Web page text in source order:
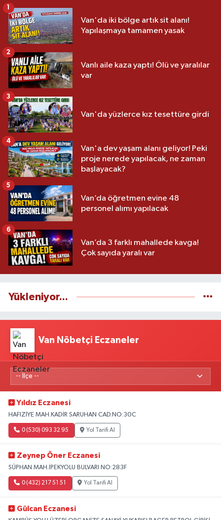
Van'da iki bölge artık sit alanı!
Yapılaşmaya tamamen yasak
1
Vanlı aile kaza yaptı! Ölü ve yaralılar
var
2
Van'da yüzlerce kız tesettüre girdi
3
Van'a dev yaşam alanı geliyor! Peki
proje nerede yapılacak, ne zaman
başlayacak?
4
Van’da öğretmen evine 48
personel alımı yapılacak
5
Van’da 3 farklı mahallede kavga!
Çok sayıda yaralı var
6
Yükleniyor...
Van Nöbetçi Eczaneler
Yıldız Eczanesi
HAFIZİYE MAH.KADİR SARUHAN CAD.NO:30C
0 (530) 093 32 95 Yol Tarifi Al
Zeynep Öner Eczanesi
SÜPHAN MAH.İPEKYOLU BULVARI NO:283F
0 (432) 217 51 51 Yol Tarifi Al
Gülcan Eczanesi